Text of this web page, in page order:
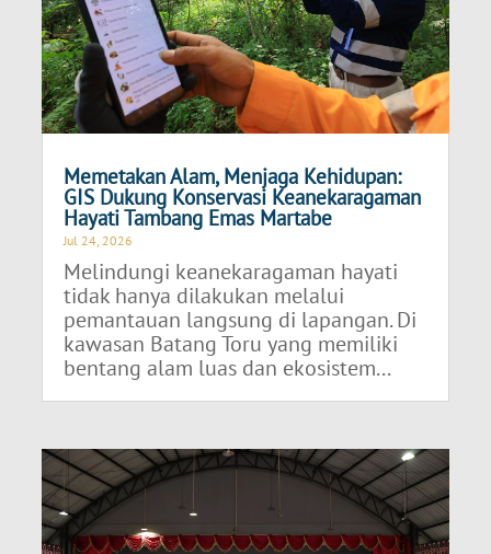
Memetakan Alam, Menjaga Kehidupan:
GIS Dukung Konservasi Keanekaragaman
Hayati Tambang Emas Martabe
Jul 24, 2026
Melindungi keanekaragaman hayati
tidak hanya dilakukan melalui
pemantauan langsung di lapangan. Di
kawasan Batang Toru yang memiliki
bentang alam luas dan ekosistem...